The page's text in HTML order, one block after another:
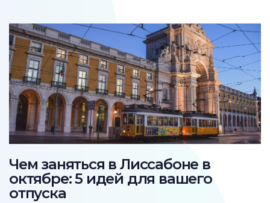
Чем заняться в Лиссабоне в
октябре: 5 идей для вашего
отпуска